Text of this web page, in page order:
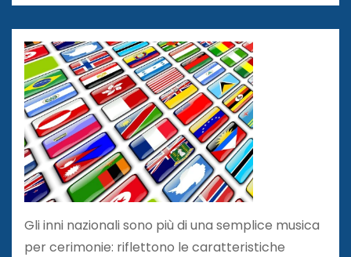
Gli inni nazionali sono più di una semplice musica
per cerimonie: riflettono le caratteristiche